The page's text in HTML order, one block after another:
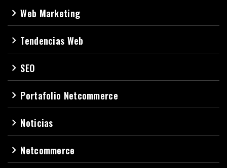
navigate_nextWeb Marketing
navigate_next Tendencias Web
navigate_next SEO
navigate_next Portafolio Netcommerce
navigate_next Noticias
navigate_next Netcommerce